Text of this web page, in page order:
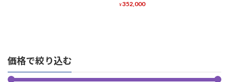
¥352,000
価格で絞り込む